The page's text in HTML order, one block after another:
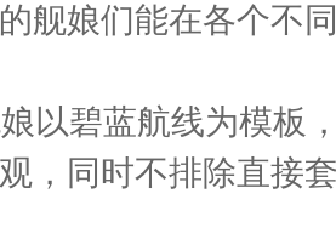
舰娘们能在各个不
以碧蓝航线为模板
，同时不排除直接